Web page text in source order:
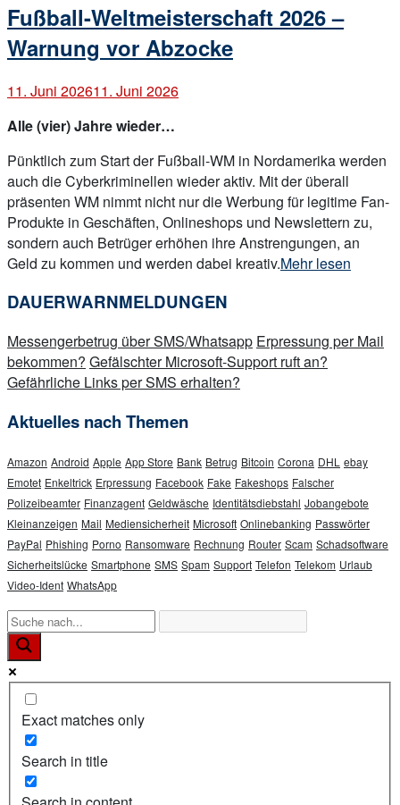
Fußball-Weltmeisterschaft 2026 –
Warnung vor Abzocke
11. Juni 202611. Juni 2026
Alle (vier) Jahre wieder…
Pünktlich zum Start der Fußball-WM in Nordamerika werden
auch die Cyberkriminellen wieder aktiv. Mit der überall
präsenten WM nimmt nicht nur die Werbung für legitime Fan-
Produkte in Geschäften, Onlineshops und Newslettern zu,
sondern auch Betrüger erhöhen ihre Anstrengungen, an
Geld zu kommen und werden dabei kreativ.„Fußball-
Warnung
vor
Mehr lesen
DAUERWARNMELDUNGEN
Messengerbetrug über SMS/Whatsapp Erpressung per Mail
bekommen? Gefälschter Microsoft-Support ruft an?
Gefährliche Links per SMS erhalten?
Aktuelles nach Themen
Amazon Android Apple App Store Bank Betrug Bitcoin Corona DHL ebay
Emotet Enkeltrick Erpressung Facebook Fake Fakeshops Falscher
Polizeibeamter Finanzagent Geldwäsche Identitätsdiebstahl Jobangebote
Kleinanzeigen Mail Mediensicherheit Microsoft Onlinebanking Passwörter
PayPal Phishing Porno Ransomware Rechnung Router Scam Schadsoftware
Sicherheitslücke Smartphone SMS Spam Support Telefon Telekom Urlaub
Video-Ident WhatsApp
Exact matches only
Search in title